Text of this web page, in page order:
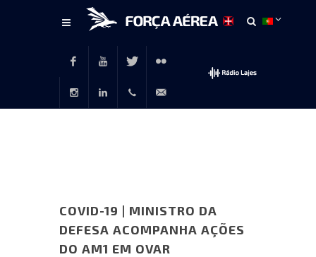
FacebookYoutubeTwitter Flickr
COVID-19 | MINISTRO DA
DEFESA ACOMPANHA AÇÕES
DO AM1 EM OVAR